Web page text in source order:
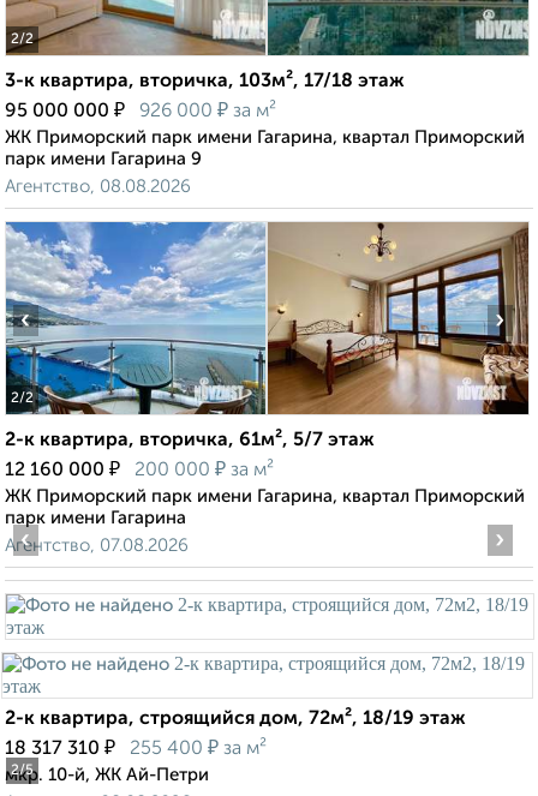
2/2
3-к квартира, вторичка, 103м², 17/18 этаж
95 000 000 ₽ 926 000 ₽ за м²
ЖК Приморский парк имени Гагарина, квартал Приморский
парк имени Гагарина 9
Агентство, 08.08.2026
2/2
‹ ›
2-к квартира, вторичка, 61м², 5/7 этаж
12 160 000 ₽ 200 000 ₽ за м²
ЖК Приморский парк имени Гагарина, квартал Приморский
парк имени Гагарина
Агентство, 07.08.2026
2/5
‹ ›
2-к квартира, строящийся дом, 72м², 18/19 этаж
18 317 310 ₽ 255 400 ₽ за м²
мкр. 10-й, ЖК Ай-Петри